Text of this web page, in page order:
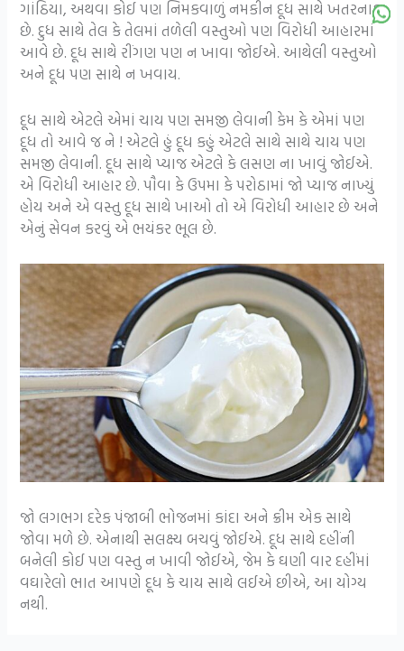
ગાંઠિયા, અથવા કોઈ પણ નિમકવાળું નમકીન દૂધ સાથે ખતરનાક
છે. દુધ સાથે તેલ કે તેલમાં તળેલી વસ્તુઓ પણ વિરોધી આહારમાં
આવે છે. દૂધ સાથે રીંગણ પણ ન ખાવા જોઈએ. આથેલી વસ્તુઓ
અને દૂધ પણ સાથે ન ખવાય.
દૂધ સાથે એટલે એમાં ચાય પણ સમજી લેવાની કેમ કે એમાં પણ
દૂધ તો આવે જ ને ! એટલે હું દૂધ કહું એટલે સાથે સાથે ચાય પણ
સમજી લેવાની. દૂધ સાથે પ્યાજ એટલે કે લસણ ના ખાવું જોઈએ.
એ વિરોધી આહાર છે. પૌવા કે ઉપમા કે પરોઠામાં જો પ્યાજ નાખ્યું
હોય અને એ વસ્તુ દૂધ સાથે ખાઓ તો એ વિરોધી આહાર છે અને
એનું સેવન કરવું એ ભયંકર ભૂલ છે.
જો લગભગ દરેક પંજાબી ભોજનમાં કાંદા અને ક્રીમ એક સાથે
જોવા મળે છે. એનાથી સલક્ષ્ય બચવું જોઈએ. દૂધ સાથે દહીંની
બનેલી કોઈ પણ વસ્તુ ન ખાવી જોઈએ, જેમ કે ઘણી વાર દહીંમાં
વઘારેલો ભાત આપણે દૂધ કે ચાય સાથે લઈએ છીએ, આ યોગ્ય
નથી.